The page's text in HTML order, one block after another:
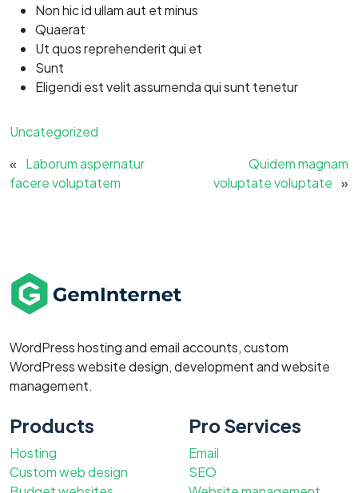
Non hic id ullam aut et minus
Quaerat
Ut quos reprehenderit qui et
Sunt
Eligendi est velit assumenda qui sunt tenetur
Uncategorized
«
Laborum aspernatur
facere voluptatem
Quidem magnam
voluptate voluptate »
WordPress hosting and email accounts, custom
WordPress website design, development and website
management.
Products
Hosting
Custom web design
Pro Services
Email
SEO